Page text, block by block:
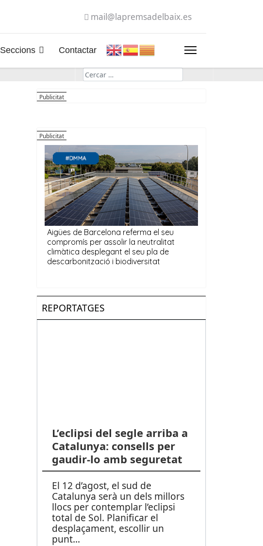
mail@lapremsadelbaix.es
Seccions Contactar
Cerca
REPORTATGES
L’eclipsi del segle arriba a
Catalunya: consells per
gaudir-lo amb seguretat
El 12 d’agost, el sud de
Catalunya serà un dels millors
llocs per contemplar l’eclipsi
total de Sol. Planificar el
desplaçament, escollir un
punt...